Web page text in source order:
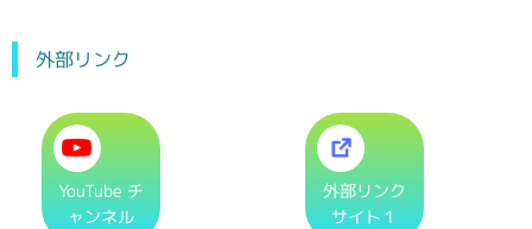
外部リンク
YouTube チ
ャンネル
外部リンク
サイト１